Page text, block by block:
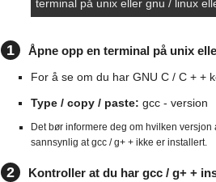
terminal på unix eller gnu / linux
1 Åpne opp en terminal på unix
For å se om du har GNU C / C + +
Type / copy / paste: gcc - version
Det bør informere deg om hvilken
sannsynlig at gcc / g+ + ikke er installert.
2
Kontroller at du har gcc / g+ +